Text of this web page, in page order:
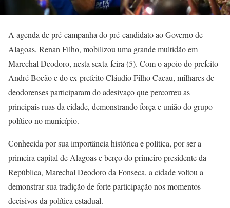
A agenda de pré-campanha do pré-candidato ao Governo de
Alagoas, Renan Filho, mobilizou uma grande multidão em
Marechal Deodoro, nesta sexta-feira (5). Com o apoio do prefeito
André Bocão e do ex-prefeito Cláudio Filho Cacau, milhares de
deodorenses participaram do adesivaço que percorreu as
principais ruas da cidade, demonstrando força e união do grupo
político no município.
Conhecida por sua importância histórica e política, por ser a
primeira capital de Alagoas e berço do primeiro presidente da
República, Marechal Deodoro da Fonseca, a cidade voltou a
demonstrar sua tradição de forte participação nos momentos
decisivos da política estadual.